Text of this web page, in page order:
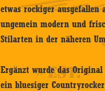
etwas rockiger ausgefallen
ungemein modern und
Stilarten in der näheren
Ergänzt wurde das
ein bluesiger